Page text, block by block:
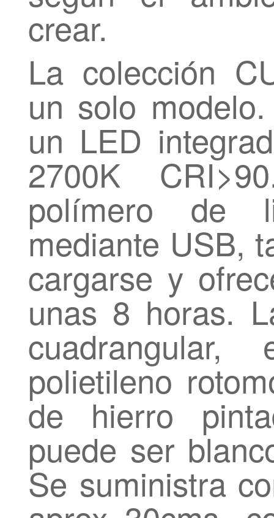
crear.
La colección
un solo
un LED
2700K
polímero de
mediante USB,
cargarse y
unas 8 horas.
polietileno
de hierro
puede ser
Se suministra